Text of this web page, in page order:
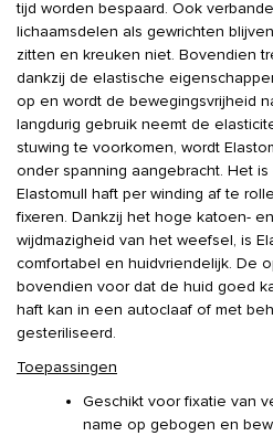
tijd worden bespaard. Ook
lichaamsdelen als gewrichten
zitten en kreuken niet. Bovendien
dankzij de elastische
op en wordt de bewegingsvrijheid
langdurig gebruik neemt de
stuwing te voorkomen, wordt
onder spanning aangebracht. Het
Elastomull haft per winding af te
fixeren. Dankzij het hoge katoen-
wijdmazigheid van het weefsel, is
comfortabel en huidvriendelijk. De
bovendien voor dat de huid goed
haft kan in een autoclaaf of met
gesteriliseerd.
Toepassingen
Geschikt voor fixatie van
name op gebogen en